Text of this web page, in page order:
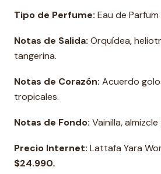
Tipo de Perfume: Eau de
Notas de Salida: Orquídea,
tangerina.
Notas de Corazón: Acuerdo
tropicales.
Notas de Fondo: Vainilla,
Precio Internet: Lattafa Yara
$24.990.